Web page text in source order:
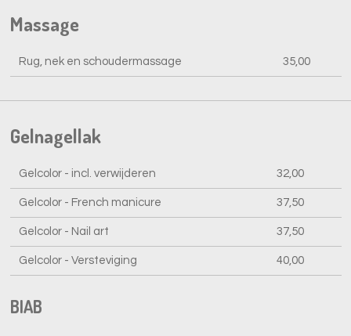
Massage
Rug, nek en schoudermassage 35,00
Gelnagellak
Gelcolor - incl. verwijderen 32,00
Gelcolor - French manicure 37,50
Gelcolor - Nail art 37,50
Gelcolor - Versteviging 40,00
BIAB